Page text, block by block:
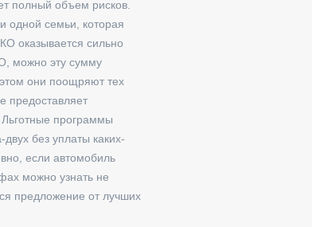
полный объем рисков.
одной семьи, которая
оказывается сильно
можно эту сумму
они поощряют тех
предоставляет
программы
без уплаты каких-
если автомобиль
можно узнать не
предложение от лучших